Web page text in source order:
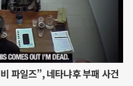
파일즈”, 네타냐후 부패 사건